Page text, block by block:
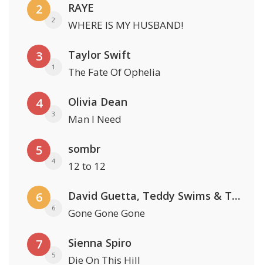
2
2
RAYE
WHERE IS MY HUSBAND!
3
1
Taylor Swift
The Fate Of Ophelia
4
3
Olivia Dean
Man I Need
5
4
sombr
12 to 12
6
6
David Guetta, Teddy Swims & Tones And I
Gone Gone Gone
7
5
Sienna Spiro
Die On This Hill